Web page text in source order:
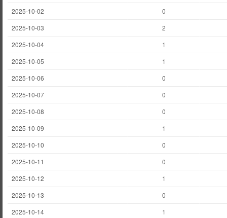
2025-10-02
0
2025-10-03
2
2025-10-04
1
2025-10-05
1
2025-10-06
0
2025-10-07
0
2025-10-08
0
2025-10-09
1
2025-10-10
0
2025-10-11
0
2025-10-12
1
2025-10-13
0
2025-10-14
1